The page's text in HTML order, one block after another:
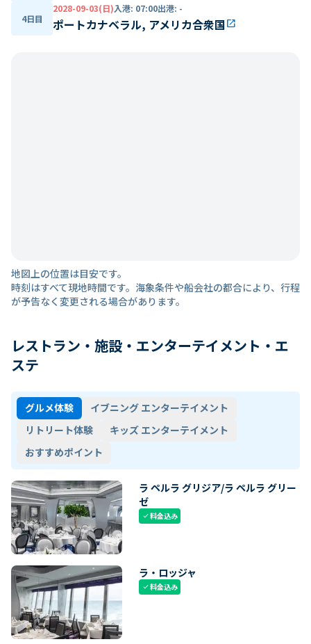
4日目
2028-09-03(日)入港: 07:00出港: -
ポートカナベラル, アメリカ合衆国open_in_new
地図上の位置は目安です。
時刻はすべて現地時間です。海象条件や船会社の都合により、行程
が予告なく変更される場合があります。
レストラン・施設・エンターテイメント・エ
ステ
グルメ体験
イブニング エンターテイメント
リトリート体験
キッズ エンターテイメント
おすすめポイント
ラ ペルラ グリジア/ラ ペルラ グリー
ゼ
check料金込み
ラ・ロッジャ
check料金込み